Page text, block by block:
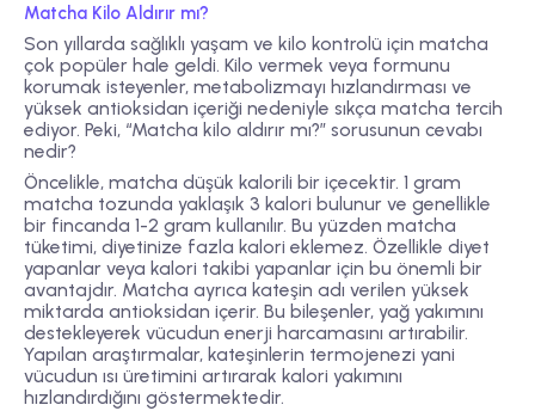
Matcha Kilo Aldırır mı?
Son yıllarda sağlıklı yaşam ve kilo kontrolü için matcha
çok popüler hale geldi. Kilo vermek veya formunu
korumak isteyenler, metabolizmayı hızlandırması ve
yüksek antioksidan içeriği nedeniyle sıkça matcha tercih
ediyor. Peki, “Matcha kilo aldırır mı?” sorusunun cevabı
nedir?
Öncelikle, matcha düşük kalorili bir içecektir. 1 gram
matcha tozunda yaklaşık 3 kalori bulunur ve genellikle
bir fincanda 1-2 gram kullanılır. Bu yüzden matcha
tüketimi, diyetinize fazla kalori eklemez. Özellikle diyet
yapanlar veya kalori takibi yapanlar için bu önemli bir
avantajdır. Matcha ayrıca kateşin adı verilen yüksek
miktarda antioksidan içerir. Bu bileşenler, yağ yakımını
destekleyerek vücudun enerji harcamasını artırabilir.
Yapılan araştırmalar, kateşinlerin termojenezi yani
vücudun ısı üretimini artırarak kalori yakımını
hızlandırdığını göstermektedir.